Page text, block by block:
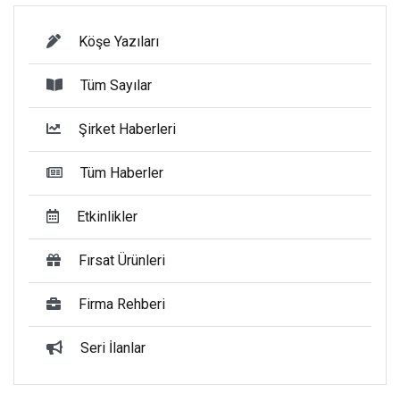
Köşe Yazıları
Tüm Sayılar
Şirket Haberleri
Tüm Haberler
Etkinlikler
Fırsat Ürünleri
Firma Rehberi
Seri İlanlar